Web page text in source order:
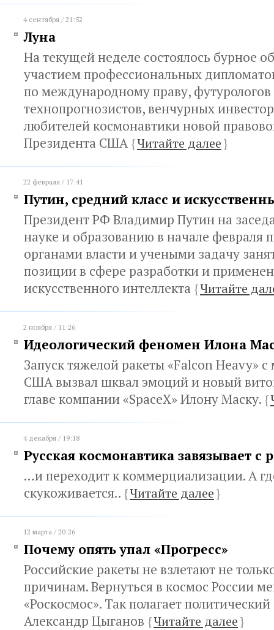
4 сентября / 21:52
Луна
На текущей неделе состоялось бурное
участием профессиональных
по международному праву,
технопрогнозистов, венчурных
любителей космонавтики новой
Президента США{Читайте далее}
22 февраля / 17:41
Путин, средний класс и
Президент РФ Владимир Путин на
науке и образованию в начале февраля
органами власти и учеными задачу
позиции в сфере разработки и
искусственного интеллекта {Читайте
2 ноября / 11:26
Идеологический феномен Илона
Запуск тяжелой ракеты «Falcon Heavy»
США вызвал шквал эмоций и новый
главе компании «SpaceX» Илону Маску. {
4 декабря / 19:18
Русская космонавтика завязывает
…и переходит к коммерциализации. А
скукоживается.. {Читайте далее}
12 марта / 20:26
Почему опять упал «Прогресс»
Российские ракеты не взлетают не
причинам. Вернуться в космос России
«Роскосмос». Так полагает
Александр Цыганов {Читайте далее}